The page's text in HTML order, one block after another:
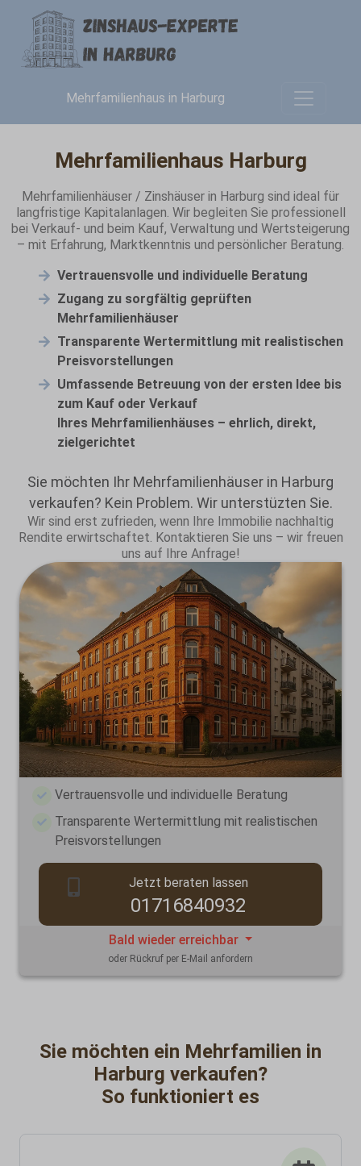
Mehrfamilienhaus in Harburg
Mehrfamilienhaus Harburg
Mehrfamilienhäuser / Zinshäuser in Harburg sind ideal für
langfristige Kapitalanlagen. Wir begleiten Sie professionell
bei Verkauf- und beim Kauf, Verwaltung und Wertsteigerung
– mit Erfahrung, Marktkenntnis und persönlicher Beratung.
Vertrauensvolle und individuelle Beratung
Zugang zu sorgfältig geprüften
Mehrfamilienhäuser
Transparente Wertermittlung mit realistischen
Preisvorstellungen
Umfassende Betreuung von der ersten Idee bis
zum Kauf oder Verkauf
Ihres Mehrfamilienhäuses – ehrlich, direkt,
zielgerichtet
Sie möchten Ihr Mehrfamilienhäuser in Harburg
verkaufen? Kein Problem. Wir unterstüzten Sie.
Wir sind erst zufrieden, wenn Ihre Immobilie nachhaltig
Rendite erwirtschaftet. Kontaktieren Sie uns – wir freuen
uns auf Ihre Anfrage!
Vertrauensvolle und individuelle Beratung
Transparente Wertermittlung mit realistischen
Preisvorstellungen
Jetzt beraten lassen
01716840932
Bald wieder erreichbar
oder Rückruf per E-Mail anfordern
Sie möchten ein Mehrfamilien in
Harburg verkaufen?
So funktioniert es